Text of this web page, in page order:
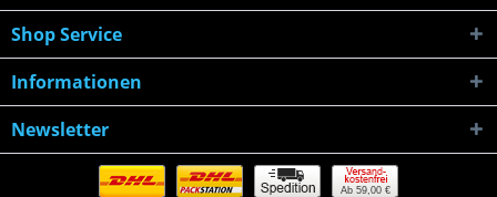
Shop Service
Informationen
Newsletter
Ab 59,00 €